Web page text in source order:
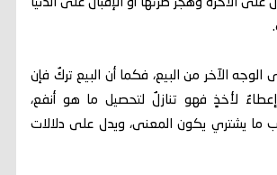
على الآخرة وهجر ضُرتها أو الإقبال على الدنيا
الوجه الآخر من البيع، فكما أن البيع تركٌ فإن
لأخذٍ فهو تنازلٌ لتحصيل ما هو أنفع،
يشتري يكون المعنى، ويدل على دلالات